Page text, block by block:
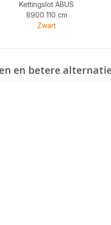
Kettingslot ABUS
8900 110 cm
Zwart
en betere